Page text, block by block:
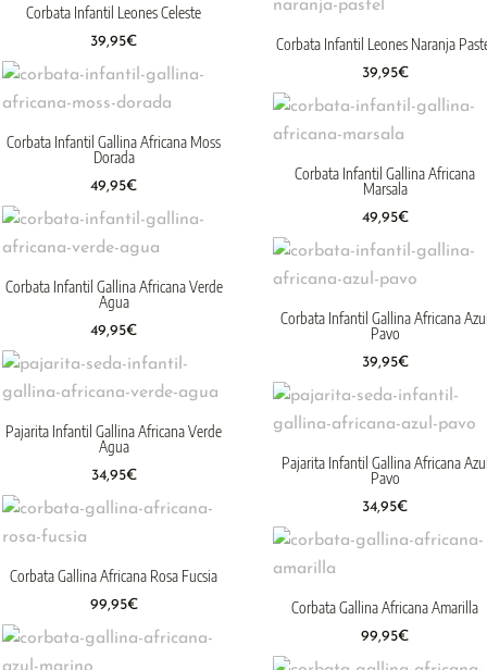
Corbata Infantil Leones Celeste
39,95€ Corbata Infantil Leones Naranja
39,95€
Corbata Infantil Gallina Africana Moss
Dorada
49,95€
Corbata Infantil Gallina Africana
Marsala
49,95€
Corbata Infantil Gallina Africana Verde
Agua
49,95€
Corbata Infantil Gallina Africana
Pavo
39,95€
Pajarita Infantil Gallina Africana Verde
Agua
34,95€
Pajarita Infantil Gallina Africana
Pavo
34,95€
Corbata Gallina Africana Rosa Fucsia
99,95€ Corbata Gallina Africana Amarilla
99,95€